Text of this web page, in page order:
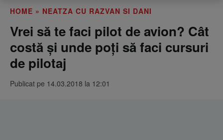
HOME » NEATZA CU RAZVAN SI DANI
Vrei să te faci pilot de avion? Cât
costă și unde poți să faci cursuri
de pilotaj
Publicat pe 14.03.2018 la 12:01